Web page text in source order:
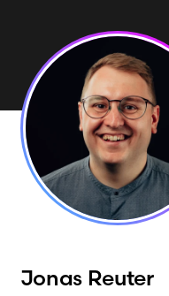
Jonas Reuter